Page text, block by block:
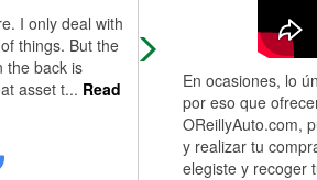
I only deal with
things. But the
the back is
asset t... Read
En ocasiones, lo
por eso que
OReillyAuto.com,
y realizar tu
elegiste y recoger